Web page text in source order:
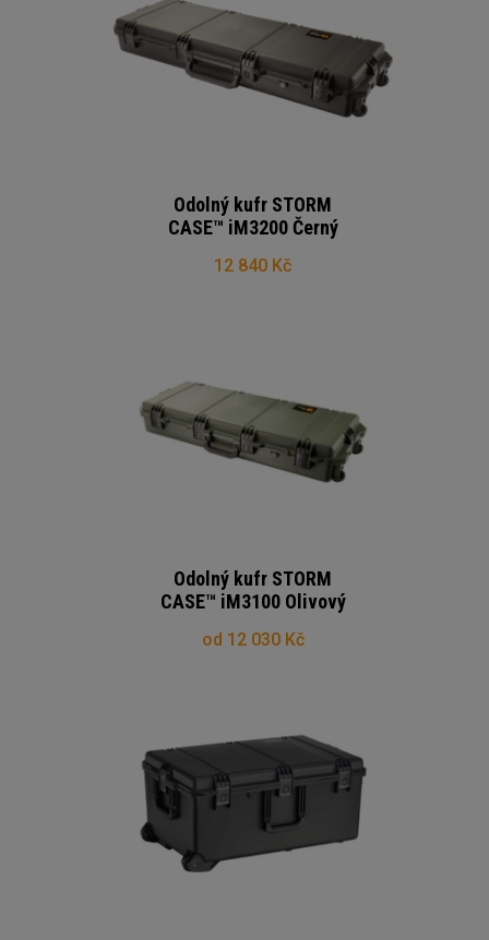
Odolný kufr STORM
CASE™ iM3200 Černý
12 840 Kč
Odolný kufr STORM
CASE™ iM3100 Olivový
od 12 030 Kč